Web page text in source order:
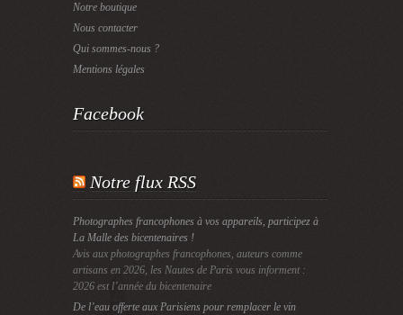
Notre boutique
Nous contacter
Qui sommes-nous ?
Mentions légales
Facebook
Notre flux RSS
Photographes francophones à vos appareils, participez à
La Malle des bicentenaires !
Avis aux photographes francophones, auteurs comme
artisans en 2026, les Nautes de Paris vous informent :
2026 est l’année du bicentenaire
De l’eau offerte aux Parisiens pour remplacer le vin